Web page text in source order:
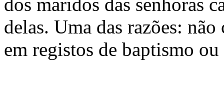
delas. Uma das razões:
em registos de baptismo